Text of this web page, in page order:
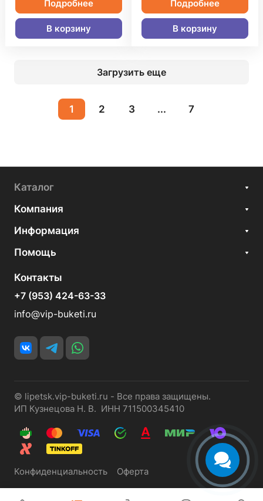
Подробнее
В корзину
Подробнее
В корзину
Загрузить еще
1 2 3 ... 7
Каталог
Компания
Информация
Помощь
Контакты
+7 (953) 424-63-33
info@vip-buketi.ru
© lipetsk.vip-buketi.ru - Все права защищены.
ИП Кузнецова Н. В. ИНН 711500345410
Конфиденциальность Оферта